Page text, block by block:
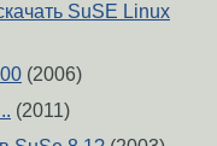
SuSE Linux
(2006)
(2011)